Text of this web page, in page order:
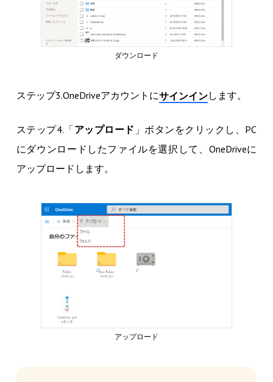
ダウンロード
ステップ3.OneDriveアカウントにサインインします。
ステップ4.「アップロード 」ボタンをクリックし、PC
にダウンロードしたファイルを選択して、OneDriveに
アップロードします。
アップロード